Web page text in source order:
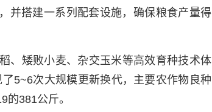
并搭建一系列配套设施，确保粮食产量得
、矮败小麦、杂交玉米等高效育种技术体
5~6次大规模更新换代，主要农作物良种
381公斤。